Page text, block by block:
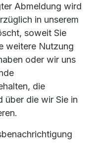
Abmeldung wird
in unserem
soweit Sie
weitere Nutzung
oder wir uns
die
über die wir Sie in